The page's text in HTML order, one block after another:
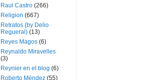
Raul Castro (266)
Religion (667)
Retratos (by Delio
Regueral) (13)
Reyes Magos (6)
Reynaldo Miravelles
(3)
Reynier en el blog (6)
Roberto Méndez (55)